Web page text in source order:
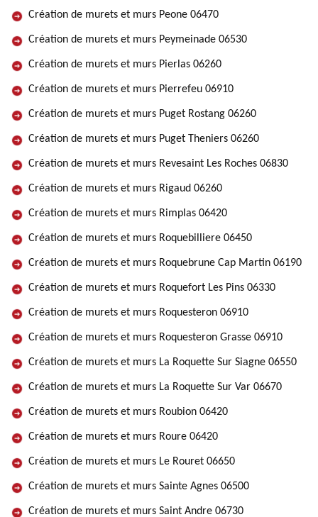
Création de murets et murs Peone 06470
Création de murets et murs Peymeinade 06530
Création de murets et murs Pierlas 06260
Création de murets et murs Pierrefeu 06910
Création de murets et murs Puget Rostang 06260
Création de murets et murs Puget Theniers 06260
Création de murets et murs Revesaint Les Roches 06830
Création de murets et murs Rigaud 06260
Création de murets et murs Rimplas 06420
Création de murets et murs Roquebilliere 06450
Création de murets et murs Roquebrune Cap Martin 06190
Création de murets et murs Roquefort Les Pins 06330
Création de murets et murs Roquesteron 06910
Création de murets et murs Roquesteron Grasse 06910
Création de murets et murs La Roquette Sur Siagne 06550
Création de murets et murs La Roquette Sur Var 06670
Création de murets et murs Roubion 06420
Création de murets et murs Roure 06420
Création de murets et murs Le Rouret 06650
Création de murets et murs Sainte Agnes 06500
Création de murets et murs Saint Andre 06730